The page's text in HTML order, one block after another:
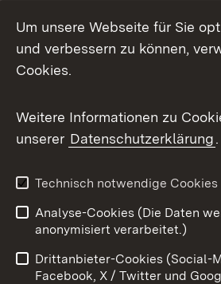
Facebook
X / Twitter
Youtube
Impressum
Barrierefreiheit
Um unsere Webseite für Sie
und verbessern zu können,
Cookies.
Weitere Informationen zu
unserer Datenschutzerklärung.
Technisch notwendige Cookies
Analyse-Cookies (Die Daten
anonymisiert verarbeitet.)
Drittanbieter-Cookies (Social-
Facebook, X / Twitter und